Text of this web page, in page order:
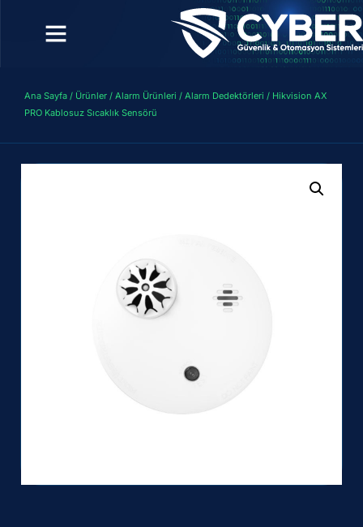
Ana Sayfa / Ürünler / Alarm Ürünleri / Alarm Dedektörleri / Hikvision AX
PRO Kablosuz Sıcaklık Sensörü